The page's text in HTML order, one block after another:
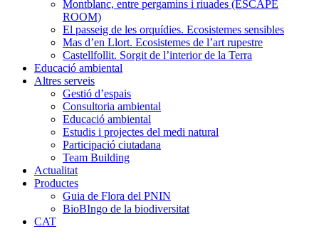
Montblanc, entre pergamins i riuades (ESCAPE
ROOM)
El passeig de les orquídies. Ecosistemes sensibles
Mas d’en Llort. Ecosistemes de l’art rupestre
Castellfollit. Sorgit de l’interior de la Terra
Educació ambiental
Altres serveis
Gestió d’espais
Consultoria ambiental
Educació ambiental
Estudis i projectes del medi natural
Participació ciutadana
Team Building
Actualitat
Productes
Guia de Flora del PNIN
BioBIngo de la biodiversitat
CAT